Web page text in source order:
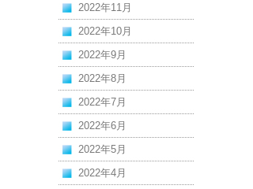
2022年11月
2022年10月
2022年9月
2022年8月
2022年7月
2022年6月
2022年5月
2022年4月